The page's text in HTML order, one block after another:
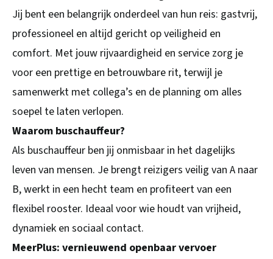
Jij bent een belangrijk onderdeel van hun reis: gastvrij,
professioneel en altijd gericht op veiligheid en
comfort. Met jouw rijvaardigheid en service zorg je
voor een prettige en betrouwbare rit, terwijl je
samenwerkt met collega’s en de planning om alles
soepel te laten verlopen.
Waarom buschauffeur?
Als buschauffeur ben jij onmisbaar in het dagelijks
leven van mensen. Je brengt reizigers veilig van A naar
B, werkt in een hecht team en profiteert van een
flexibel rooster. Ideaal voor wie houdt van vrijheid,
dynamiek en sociaal contact.
MeerPlus: vernieuwend openbaar vervoer